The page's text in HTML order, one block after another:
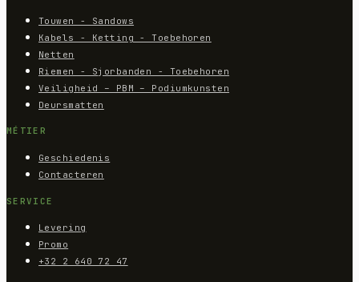
Touwen - Sandows
Kabels - Ketting - Toebehoren
Netten
Riemen - Sjorbanden - Toebehoren
Veiligheid – PBM – Podiumkunsten
Deursmatten
MÉTIER
Geschiedenis
Contacteren
SERVICE
Levering
Promo
+32 2 640 72 47